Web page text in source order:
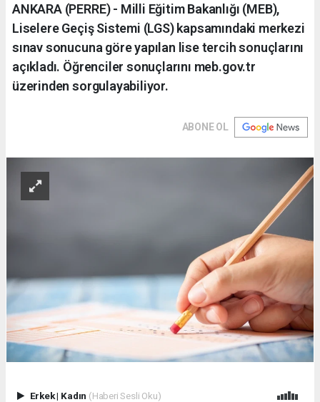
ANKARA (PERRE) - Milli Eğitim Bakanlığı (MEB),
Liselere Geçiş Sistemi (LGS) kapsamındaki merkezi
sınav sonucuna göre yapılan lise tercih sonuçlarını
açıkladı. Öğrenciler sonuçlarını meb.gov.tr
üzerinden sorgulayabiliyor.
ABONE OL
Erkek| Kadın (Haberi Sesli Oku)